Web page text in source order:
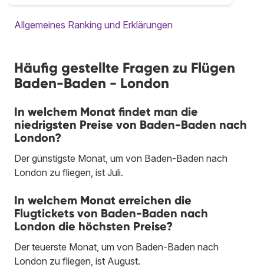
Allgemeines Ranking und Erklärungen
Häufig gestellte Fragen zu Flügen
Baden-Baden - London
In welchem Monat findet man die
niedrigsten Preise von Baden-Baden nach
London?
Der günstigste Monat, um von Baden-Baden nach
London zu fliegen, ist Juli.
In welchem Monat erreichen die
Flugtickets von Baden-Baden nach
London die höchsten Preise?
Der teuerste Monat, um von Baden-Baden nach
London zu fliegen, ist August.